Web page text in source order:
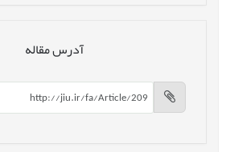
آدرس مقاله